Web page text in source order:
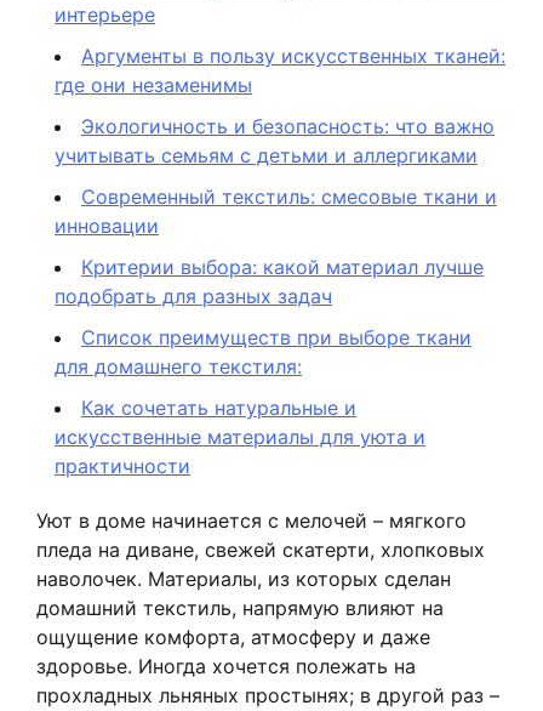
интерьере
Аргументы в пользу искусственных тканей:
где они незаменимы
Экологичность и безопасность: что важно
учитывать семьям с детьми и аллергиками
Современный текстиль: смесовые ткани и
инновации
Критерии выбора: какой материал лучше
подобрать для разных задач
Список преимуществ при выборе ткани
для домашнего текстиля:
Как сочетать натуральные и
искусственные материалы для уюта и
практичности
Уют в доме начинается с мелочей – мягкого
пледа на диване, свежей скатерти, хлопковых
наволочек. Материалы, из которых сделан
домашний текстиль, напрямую влияют на
ощущение комфорта, атмосферу и даже
здоровье. Иногда хочется полежать на
прохладных льняных простынях; в другой раз –